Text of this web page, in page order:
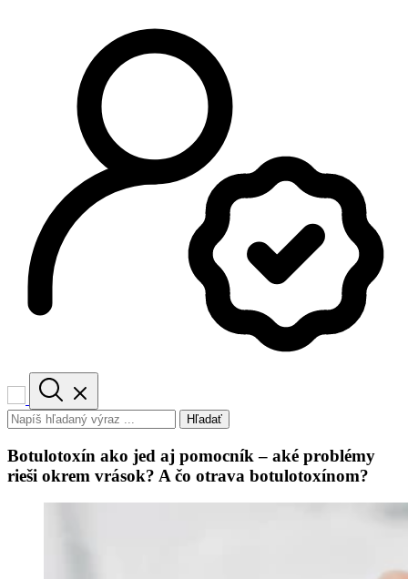
Hľadať
Botulotoxín ako jed aj pomocník – aké problémy
rieši okrem vrások? A čo otrava botulotoxínom?